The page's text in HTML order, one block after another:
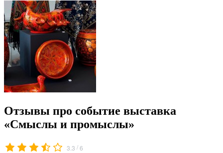
Отзывы про событие выставка
«Смыслы и промыслы»
3.3 /6